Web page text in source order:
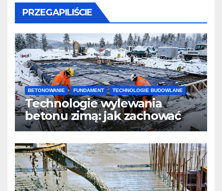
PRZEGAPILIŚCIE
BETONOWANIE FUNDAMENT TECHNOLOGIE BUDOWLANE
Technologie wylewania
betonu zimą: jak zachować
jakość i przyspieszyć
twardnienie